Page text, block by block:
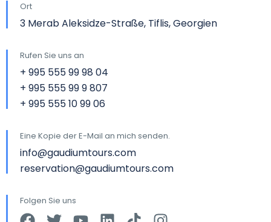
Ort
3 Merab Aleksidze-Straße, Tiflis, Georgien
Rufen Sie uns an
+ 995 555 99 98 04
+ 995 555 99 9 807
+ 995 555 10 99 06
Eine Kopie der E-Mail an mich senden.
info@gaudiumtours.com
reservation@gaudiumtours.com
Folgen Sie uns